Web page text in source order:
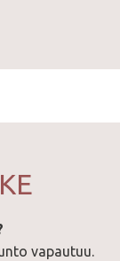
vapautuu.